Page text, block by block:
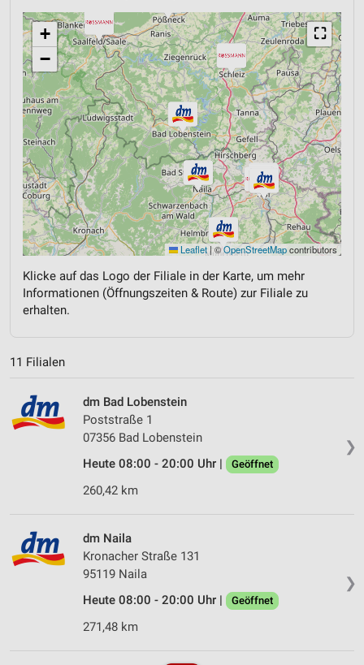
⛶
+
−
Leaflet| ©OpenStreetMapcontributors
Klicke auf das Logo der Filiale in der Karte, um mehr
Informationen (Öffnungszeiten & Route) zur Filiale zu
erhalten.
11 Filialen
❯
dm Bad Lobenstein
Poststraße 1
07356 Bad Lobenstein
Heute 08:00 - 20:00 Uhr |
Geöffnet
260,42 km
❯
dm Naila
Kronacher Straße 131
95119 Naila
Heute 08:00 - 20:00 Uhr |
Geöffnet
271,48 km